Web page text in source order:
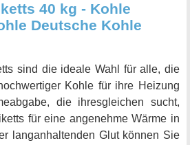
40 kg - Kohle
Deutsche Kohle
sind die ideale Wahl für alle, die
Kohle für ihre Heizung
die ihresgleichen sucht,
für eine angenehme Wärme in
langanhaltenden Glut können Sie